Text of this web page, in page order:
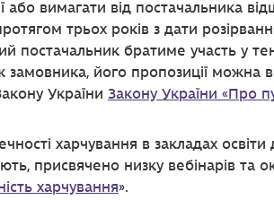
або вимагати від постачальника
трьох років з дати
постачальник братиме участь у
ж замовника, його пропозиції можна
України Закону України «Про
харчування в закладах освіти
присвячено низку вебінарів та
харчування».